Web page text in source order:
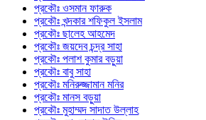
প্রকৌঃ ওসমান ফারুক
প্রকৌঃ খন্দকার শফিকুল ইসলাম
প্রকৌঃ ছালেহ আহমেদ
প্রকৌঃ জয়দেব চন্দ্র সাহা
প্রকৌঃ পলাশ কুমার বড়ুয়া
প্রকৌঃ বাবু সাহা
প্রকৌঃ মনিরুজ্জামান মনির
প্রকৌঃ মানস বড়ুয়া
প্রকৌঃ মুহাম্মদ সাদাত উল্লাহ